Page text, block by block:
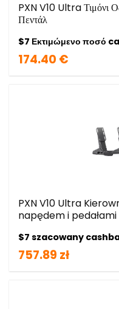
PXN V10 Ultra Τιμόνι
Πεντάλ
$7 Εκτιμώμενο ποσό
174.40 €
PXN V10 Ultra
napędem i pedałami
$7 szacowany
757.89 zł